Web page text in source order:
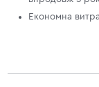
Економна